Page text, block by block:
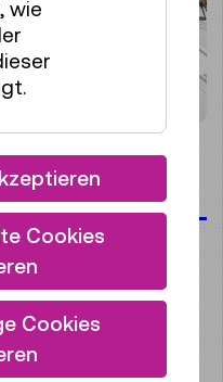
wie
Cookies
Cookies